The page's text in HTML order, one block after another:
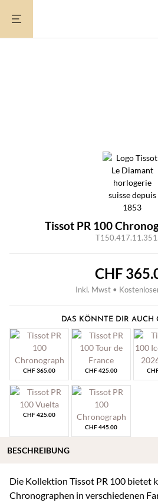
Inhalt
Tissot PR 100
CHF
Inkl. Mwst •
DAS KÖNNTE DIR AUCH
CHF365.00 CHF425.00
CHF425.00
CHF445.00
Die Kollektion Tissot PR 100 bietet
Chronographen in verschiedenen
BESCHREIBUNG